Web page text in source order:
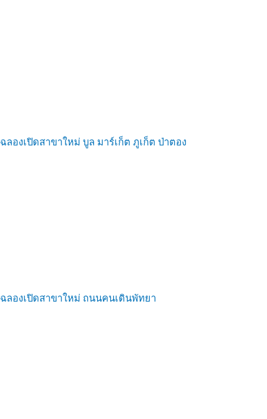
ฉลองเปิดสาขาใหม่ บูล มาร์เก็ต ภูเก็ต ป่าตอง
ฉลองเปิดสาขาใหม่ ถนนคนเดินพัทยา